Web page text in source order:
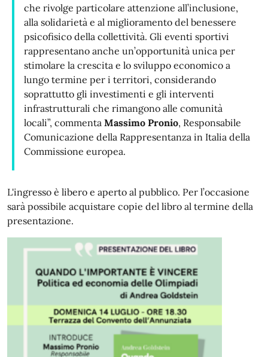
che rivolge particolare attenzione all’inclusione,
alla solidarietà e al miglioramento del benessere
psicofisico della collettività. Gli eventi sportivi
rappresentano anche un’opportunità unica per
stimolare la crescita e lo sviluppo economico a
lungo termine per i territori, considerando
soprattutto gli investimenti e gli interventi
infrastrutturali che rimangono alle comunità
locali”, commenta Massimo Pronio, Responsabile
Comunicazione della Rappresentanza in Italia della
Commissione europea.
L'ingresso è libero e aperto al pubblico. Per l’occasione
sarà possibile acquistare copie del libro al termine della
presentazione.